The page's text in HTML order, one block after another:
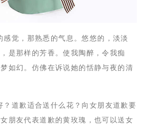
觉，那熟悉的气息。悠悠的，淡淡
是那样的芳香。使我陶醉，令我痴
如幻。仿佛在诉说她的恬静与夜的清
道歉适合送什么花？向女朋友道歉要
朋友代表道歉的黄玫瑰，也可以送女